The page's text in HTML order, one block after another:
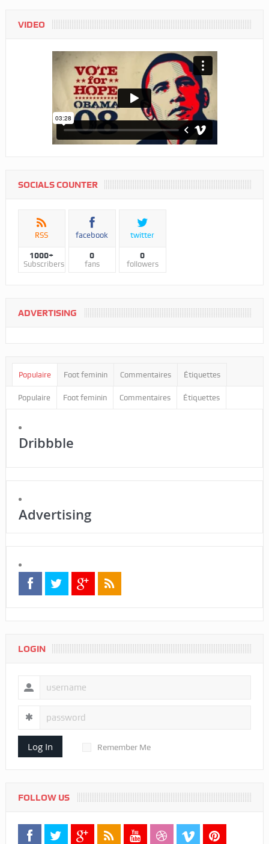
VIDEO
SOCIALS COUNTER
RSS
1000+
Subscribers
facebook
0
fans
twitter
0
followers
ADVERTISING
Populaire Foot feminin Commentaires Étiquettes
Populaire Foot feminin Commentaires Étiquettes
Dribbble
Advertising
LOGIN
Log In Remember Me
FOLLOW US